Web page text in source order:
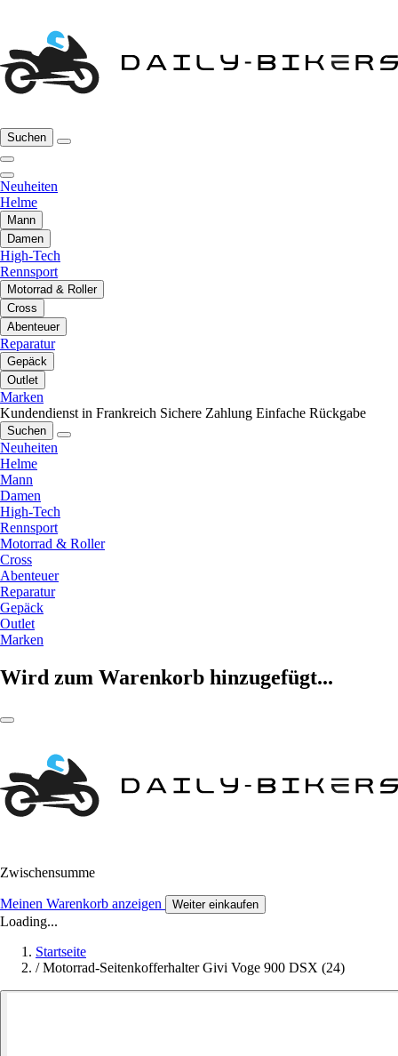
Suchen
Neuheiten
Helme
Mann
Damen
High-Tech
Rennsport
Motorrad & Roller
Cross
Abenteuer
Reparatur
Gepäck
Outlet
Marken
Kundendienst in Frankreich Sichere Zahlung Einfache Rückgabe
Suchen
Neuheiten
Helme
Mann
Damen
High-Tech
Rennsport
Motorrad & Roller
Cross
Abenteuer
Reparatur
Gepäck
Outlet
Marken
Wird zum Warenkorb hinzugefügt...
Zwischensumme
Meinen Warenkorb anzeigen Weiter einkaufen
Loading...
Startseite
/ Motorrad-Seitenkofferhalter Givi Voge 900 DSX (24)